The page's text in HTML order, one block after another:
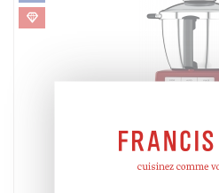
MAGIMIX
Robot cuiseur